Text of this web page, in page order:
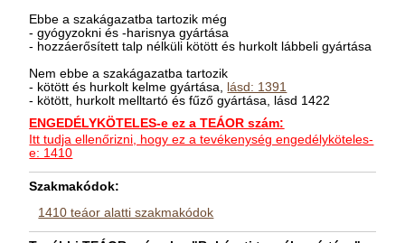
Ebbe a szakágazatba tartozik még
- gyógyzokni és -harisnya gyártása
- hozzáerősített talp nélküli kötött és hurkolt lábbeli gyártása
Nem ebbe a szakágazatba tartozik
- kötött és hurkolt kelme gyártása, lásd: 1391
- kötött, hurkolt melltartó és fűző gyártása, lásd 1422
ENGEDÉLYKÖTELES-e ez a TEÁOR szám:
Itt tudja ellenőrizni, hogy ez a tevékenység engedélyköteles-
e: 1410
Szakmakódok:
1410 teáor alatti szakmakódok